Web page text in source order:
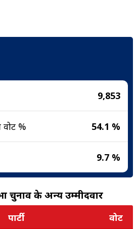
9,853
वोट % 54.1 %
9.7 %
चुनाव के अन्य उम्मीदवार
पार्टी वोट